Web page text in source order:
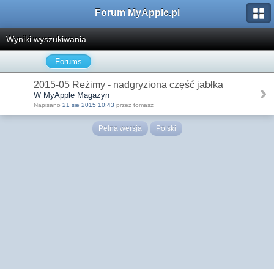
Forum MyApple.pl
Wyniki wyszukiwania
Forums
2015-05 Reżimy - nadgryziona część jabłka
W MyApple Magazyn
Napisano 21 sie 2015 10:43 przez tomasz
Pełna wersja Polski